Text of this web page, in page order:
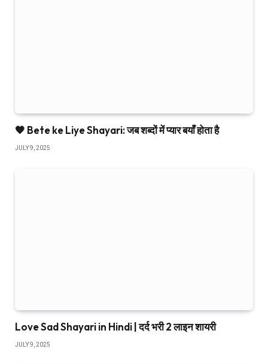
🧡 Bete ke Liye Shayari: जब शब्दों में प्यार बयाँ होता है
JULY 9, 2025
Love Sad Shayari in Hindi | दर्द भरी 2 लाइन शायरी
JULY 9, 2025